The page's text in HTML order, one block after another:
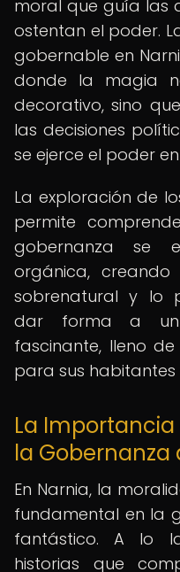
moral que guía las
ostentan el poder.
gobernable en
donde la magia
decorativo, sino
las decisiones
se ejerce el poder
La exploración de
permite
gobernanza se
orgánica,
sobrenatural y lo
dar forma a un
fascinante, lleno
para sus habitantes
La
la Gobernanza
En Narnia, la
fundamental en la
fantástico. A lo
historias que